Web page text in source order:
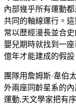
內部幾乎所有運動
共同的軸線運行。
常以歷經漫長並合
嬰兒期時就找到一
億年才能建成的假設
團隊用詹姆斯·韋伯
外兩座同齡星系的
運動,天文學家把有